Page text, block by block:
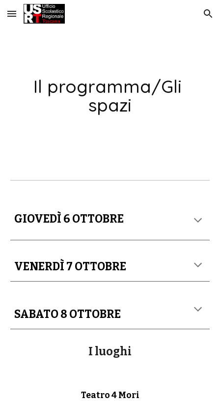
Skip to main content Skip to navigation
Il programma/Gli
spazi
GIOVEDÌ 6 OTTOBRE
VENERDÌ 7 OTTOBRE
SABATO 8 OTTOBRE
I luoghi
Teatro 4 Mori